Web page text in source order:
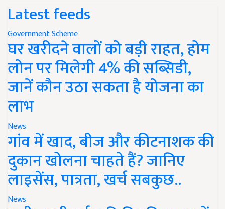
Latest feeds
Government Scheme
घर खरीदने वालों को बड़ी राहत, होम
लोन पर मिलेगी 4% की सब्सिडी,
जानें कौन उठा सकता है योजना का
लाभ
News
गांव में खाद, बीज और कीटनाशक की
दुकान खोलना चाहते हैं? जानिए
लाइसेंस, पात्रता, खर्च सबकुछ..
News